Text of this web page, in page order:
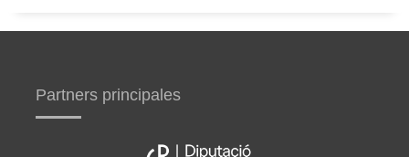
Partners principales